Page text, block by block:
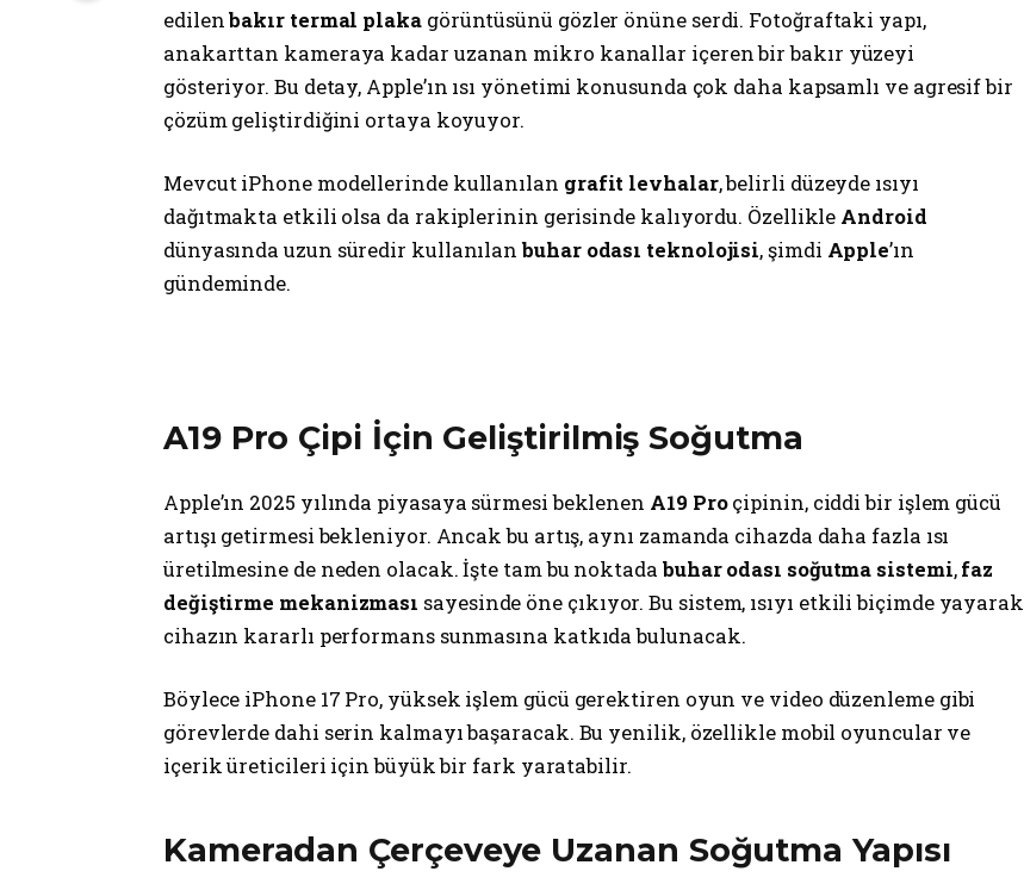
edilenbakır termal plakagörüntüsünü gözler önüne serdi. Fotoğraftaki yapı,
anakarttan kameraya kadar uzanan mikro kanallar içeren bir bakır yüzeyi
gösteriyor. Bu detay, Apple’ın ısı yönetimi konusunda çok daha kapsamlı ve agresif bir
çözüm geliştirdiğini ortaya koyuyor.
Mevcut iPhone modellerinde kullanılan grafit levhalar, belirli düzeyde ısıyı
dağıtmakta etkili olsa da rakiplerinin gerisinde kalıyordu. Özellikle Android
dünyasında uzun süredir kullanılanbuhar odası teknolojisi, şimdi Apple’ın
gündeminde.
A19 Pro Çipi İçin Geliştirilmiş Soğutma
Apple’ın 2025 yılında piyasaya sürmesi beklenen A19 Proçipinin, ciddi bir işlem gücü
artışı getirmesi bekleniyor. Ancak bu artış, aynı zamanda cihazda daha fazla ısı
üretilmesine de neden olacak. İşte tam bu noktada buhar odası soğutma sistemi,faz
değiştirme mekanizması sayesinde öne çıkıyor. Bu sistem, ısıyı etkili biçimde yayarak
cihazın kararlı performans sunmasına katkıda bulunacak.
Böylece iPhone 17 Pro, yüksek işlem gücü gerektiren oyun ve video düzenleme gibi
görevlerde dahi serin kalmayı başaracak. Bu yenilik, özellikle mobil oyuncular ve
içerik üreticileri için büyük bir fark yaratabilir.
Kameradan Çerçeveye Uzanan Soğutma Yapısı